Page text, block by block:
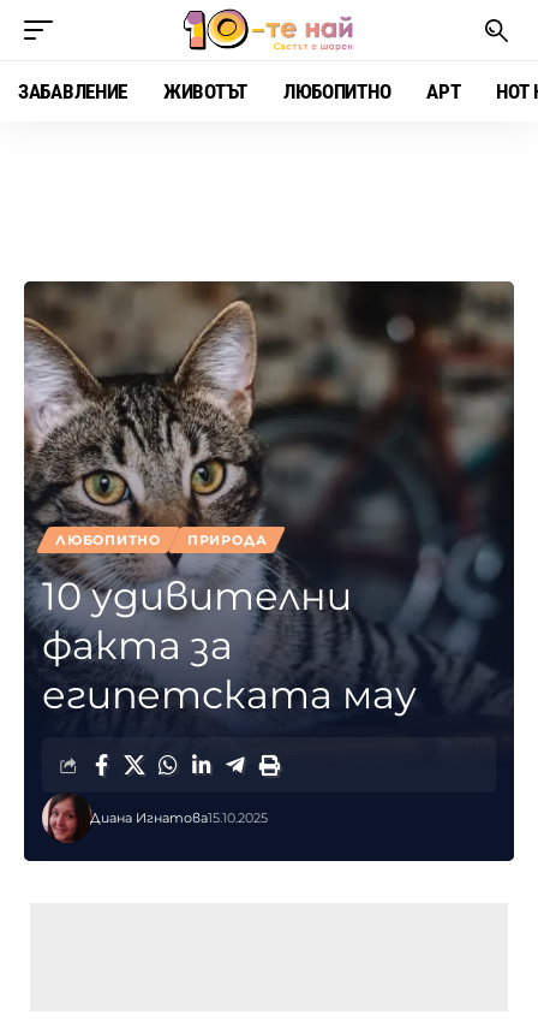
ЗАБАВЛЕНИЕ ЖИВОТЪТ ЛЮБОПИТНО АРТ HOT
ЛЮБОПИТНО ПРИРОДА
10 удивителни
факта за
египетската мау
Диана Игнатова15.10.2025